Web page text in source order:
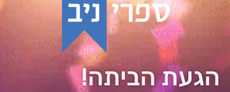
הגעת הביתה!